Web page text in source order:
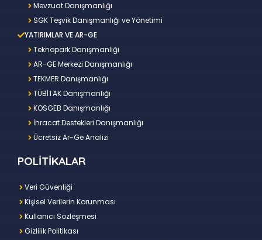
Mevzuat Danışmanlığı
SGK Teşvik Danışmanlığı ve Yönetimi
YATIRIMLAR VE AR-GE
Teknopark Danışmanlığı
AR-GE Merkezi Danışmanlığı
TEKMER Danışmanlığı
TÜBİTAK Danışmanlığı
KOSGEB Danışmanlığı
İhracat Destekleri Danışmanlığı
Ücretsiz Ar-Ge Analizi
POLİTİKALAR
Veri Güvenliği
Kişisel Verilerin Korunması
Kullanıcı Sözleşmesi
Gizlilik Politikası